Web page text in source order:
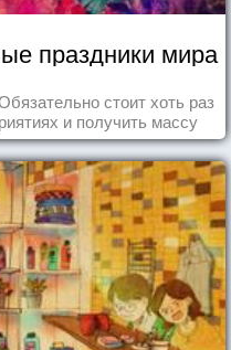
праздники мира
стоит хоть раз
и получить массу